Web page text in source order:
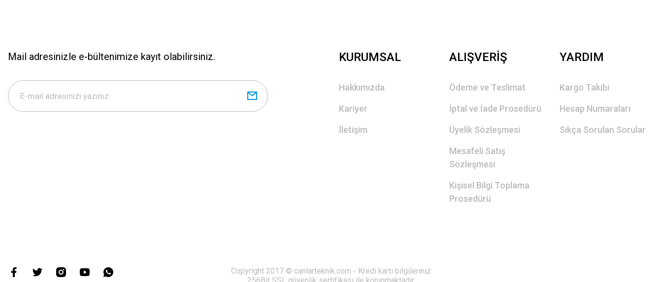
Mail adresinizle e-bültenimize kayıt olabilirsiniz. KURUMSAL
Hakkımızda
Kariyer
İletişim
ALIŞVERİŞ
Ödeme ve Teslimat
İptal ve İade Prosedürü
Üyelik Sözleşmesi
Mesafeli Satış
Sözleşmesi
Kişisel Bilgi Toplama
Prosedürü
YARDIM
Kargo Takibi
Hesap Numaraları
Sıkça Sorulan Sorular
Copyright 2017 © canlarteknik.com - Kredi kartı bilgileriniz